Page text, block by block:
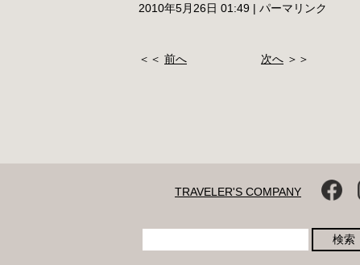
2010年5月26日 01:49 | パーマリンク
＜＜ 前へ 次へ ＞＞
TRAVELER'S COMPANY
検索